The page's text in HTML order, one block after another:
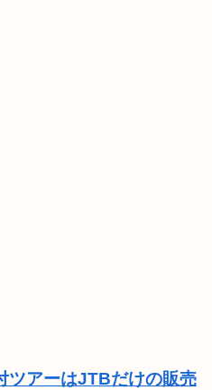
ツアーはJTBだけの販売